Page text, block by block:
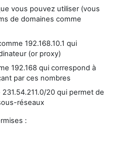
vous pouvez utiliser (vous
de domaines comme
192.168.10.1 qui
(or proxy)
192.168 qui correspond à
par ces nombres
20 qui permet de
réseaux
: